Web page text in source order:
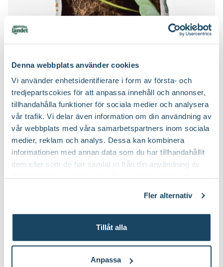
Denna webbplats använder cookies
Vi använder enhetsidentifierare i form av första- och
tredjepartscokies för att anpassa innehåll och annonser,
tillhandahålla funktioner för sociala medier och analysera
vår trafik. Vi delar även information om din användning av
vår webbplats med våra samarbetspartners inom sociala
medier, reklam och analys. Dessa kan kombinera
informationen med annan data som du har tillhandahållit
dem eller som de har samlat in från din användning av
Fler alternativ
Tillåt alla
Anpassa
Blomsterlandet
Finns i flera varianter
Från 5990
Välj butik
Online
I lager
Till Produkten
till Blomjord produktsida